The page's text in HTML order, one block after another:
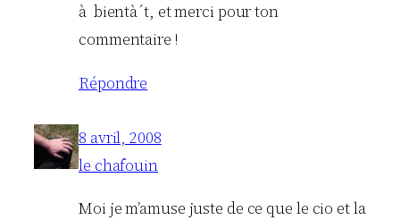
à bientà´t, et merci pour ton
commentaire !
Répondre
8 avril, 2008
le chafouin
Moi je m’amuse juste de ce que le cio et la